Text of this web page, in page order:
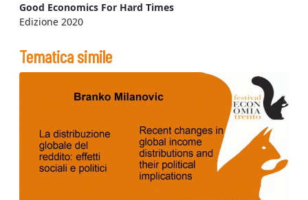
Good Economics For Hard Times
Edizione 2020
Tematica simile